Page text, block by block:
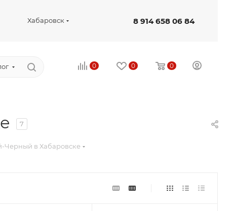
Хабаровск 8 914 658 06 84
0 0 0
7
Черный в Хабаровске